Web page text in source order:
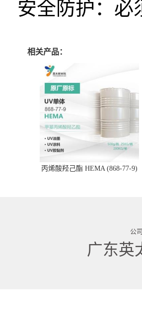
安全防护：必
相关产品：
丙烯酸羟己酯 HEMA (868-77-9)
公
广东英